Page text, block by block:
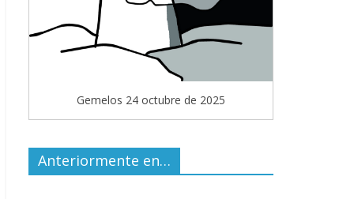
Gemelos 24 octubre de 2025
Anteriormente en…